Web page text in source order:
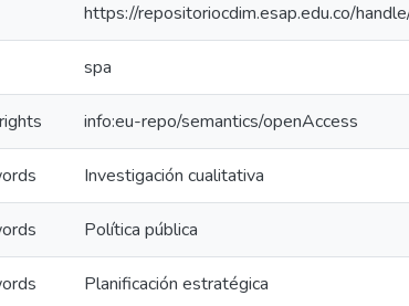
https://repositoriocdim.esap.edu.co/
spa
info:eu-repo/semantics/openAccess
Investigación cualitativa
Política pública
Planificación estratégica